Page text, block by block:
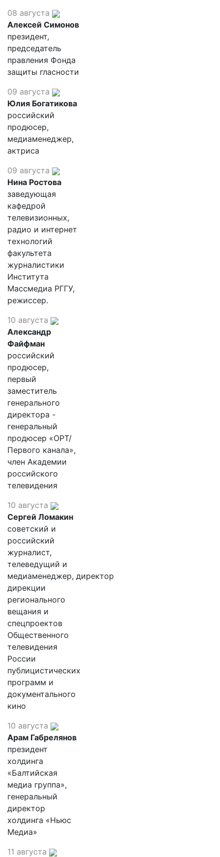
08 августа
Алексей Симонов
президент,
председатель
правления Фонда
защиты гласности
09 августа
Юлия Богатикова
российский
продюсер,
медиаменеджер,
актриса
09 августа
Нина Ростова
заведующая
кафедрой
телевизионных,
радио и интернет
технологий
факультета
журналистики
Института
Массмедиа РГГУ,
режиссер.
10 августа
Александр
Файфман
российский
продюсер,
первый
заместитель
генерального
директора -
генеральный
продюсер «ОРТ/
Первого канала»,
член Академии
российского
телевидения
10 августа
Сергей Ломакин
советский и
российский
журналист,
телеведущий и
медиаменеджер, директор
дирекции
регионального
вещания и
спецпроектов
Общественного
телевидения
России
публицистических
программ и
документального
кино
10 августа
Арам Габрелянов
президент
холдинга
«Балтийская
медиа группа»,
генеральный
директор
холдинга «Ньюс
Медиа»
11 августа